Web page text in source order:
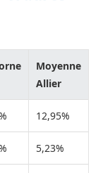
Moyenne
Allier
12,95%
5,23%